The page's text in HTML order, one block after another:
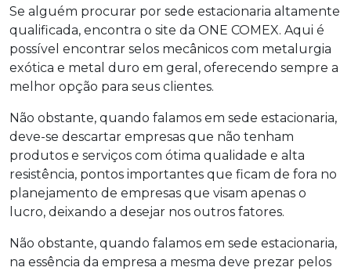
Se alguém procurar por sede estacionaria altamente
qualificada, encontra o site da ONE COMEX. Aqui é
possível encontrar selos mecânicos com metalurgia
exótica e metal duro em geral, oferecendo sempre a
melhor opção para seus clientes.
Não obstante, quando falamos em sede estacionaria,
deve-se descartar empresas que não tenham
produtos e serviços com ótima qualidade e alta
resistência, pontos importantes que ficam de fora no
planejamento de empresas que visam apenas o
lucro, deixando a desejar nos outros fatores.
Não obstante, quando falamos em sede estacionaria,
na essência da empresa a mesma deve prezar pelos